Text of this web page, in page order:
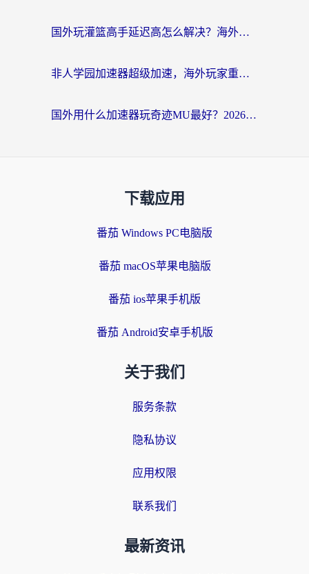
国外玩灌篮高手延迟高怎么解决？海外玩家国服游戏加速终极指南
非人学园加速器超级加速，海外玩家重返国服的通行证
国外用什么加速器玩奇迹MU最好？2026海外玩家国服游戏加速全攻略
下载应用
番茄 Windows PC电脑版
番茄 macOS苹果电脑版
番茄 ios苹果手机版
番茄 Android安卓手机版
关于我们
服务条款
隐私协议
应用权限
联系我们
最新资讯